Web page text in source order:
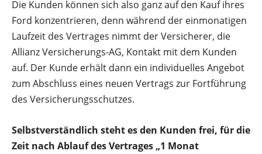
Die Kunden können sich also ganz auf den Kauf ihres
Ford konzentrieren, denn während der einmonatigen
Laufzeit des Vertrages nimmt der Versicherer, die
Allianz Versicherungs-AG, Kontakt mit dem Kunden
auf. Der Kunde erhält dann ein individuelles Angebot
zum Abschluss eines neuen Vertrags zur Fortführung
des Versicherungsschutzes.
Selbstverständlich steht es den Kunden frei, für die
Zeit nach Ablauf des Vertrages „1 Monat